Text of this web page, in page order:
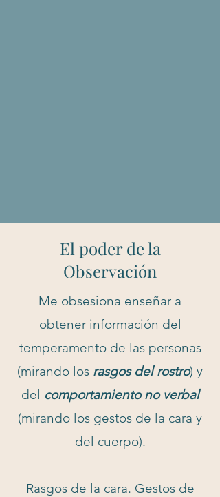
El poder de la
Observación
Me obsesiona enseñar a
obtener información del
temperamento de las personas
(mirando los rasgos del rostro) y
del comportamiento no verbal
(mirando los gestos de la cara y
del cuerpo).
Rasgos de la cara. Gestos de